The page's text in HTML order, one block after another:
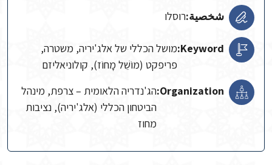
شخصية:רוסלו
Keyword: מושל הכללי של אלג'יריה, משטרה,
פריפקט (מוֹשֵׁל מָחוֹז), קולוניאליזם
Organization: הג'נדריה הלאומית – צרפת, מינהל
הביטחון הכללי (אלג'יריה), נציבות
מחוז